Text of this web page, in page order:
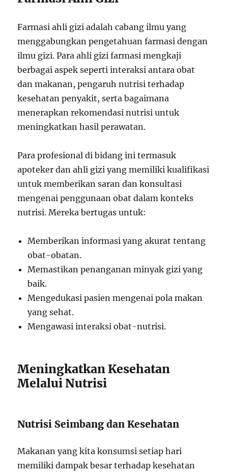
Farmasi ahli gizi adalah cabang ilmu yang
menggabungkan pengetahuan farmasi dengan
ilmu gizi. Para ahli gizi farmasi mengkaji
berbagai aspek seperti interaksi antara obat
dan makanan, pengaruh nutrisi terhadap
kesehatan penyakit, serta bagaimana
menerapkan rekomendasi nutrisi untuk
meningkatkan hasil perawatan.
Para profesional di bidang ini termasuk
apoteker dan ahli gizi yang memiliki kualifikasi
untuk memberikan saran dan konsultasi
mengenai penggunaan obat dalam konteks
nutrisi. Mereka bertugas untuk:
Memberikan informasi yang akurat tentang
obat-obatan.
Memastikan penanganan minyak gizi yang
baik.
Mengedukasi pasien mengenai pola makan
yang sehat.
Mengawasi interaksi obat-nutrisi.
Meningkatkan Kesehatan
Melalui Nutrisi
Nutrisi Seimbang dan Kesehatan
Makanan yang kita konsumsi setiap hari
memiliki dampak besar terhadap kesehatan